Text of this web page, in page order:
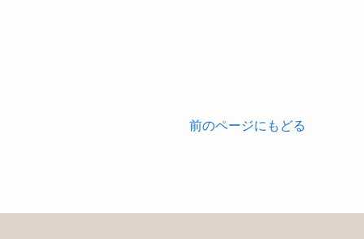
前のページにもどる